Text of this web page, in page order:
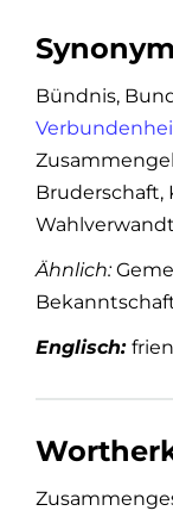
Bündnis,
Bruderschaft,
Ähnlich:
Englisch: